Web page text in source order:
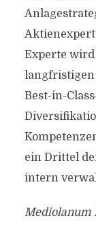
Experte
langfristigen
Best-in-
ein Drittel
intern
Mediolanum